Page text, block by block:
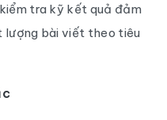
tra kỹ kết quả đảm
lượng bài viết theo tiêu